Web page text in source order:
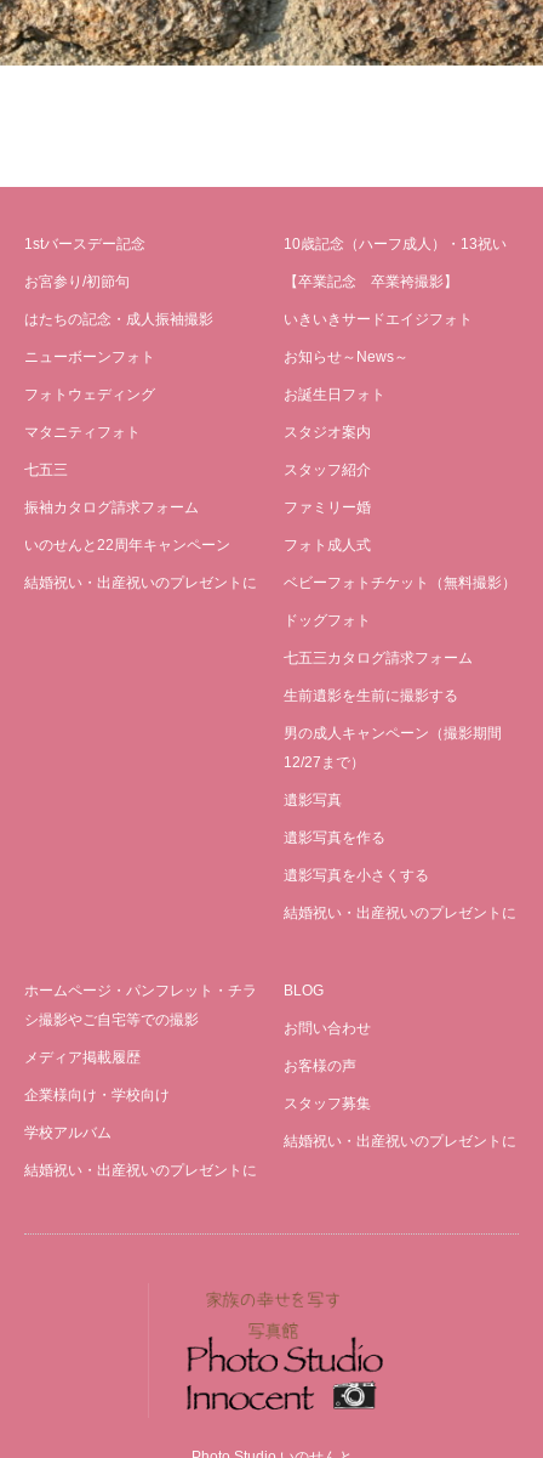
1stバースデー記念
お宮参り/初節句
はたちの記念・成人振袖撮影
ニューボーンフォト
フォトウェディング
マタニティフォト
七五三
振袖カタログ請求フォーム
いのせんと22周年キャンペーン
結婚祝い・出産祝いのプレゼントに
10歳記念（ハーフ成人）・13祝い
【卒業記念 卒業袴撮影】
いきいきサードエイジフォト
お知らせ～News～
お誕生日フォト
スタジオ案内
スタッフ紹介
ファミリー婚
フォト成人式
ベビーフォトチケット（無料撮影）
ドッグフォト
七五三カタログ請求フォーム
生前遺影を生前に撮影する
男の成人キャンペーン（撮影期間
12/27まで）
遺影写真
遺影写真を作る
遺影写真を小さくする
結婚祝い・出産祝いのプレゼントに
ホームページ・パンフレット・チラ
シ撮影やご自宅等での撮影
メディア掲載履歴
企業様向け・学校向け
学校アルバム
結婚祝い・出産祝いのプレゼントに
BLOG
お問い合わせ
お客様の声
スタッフ募集
結婚祝い・出産祝いのプレゼントに